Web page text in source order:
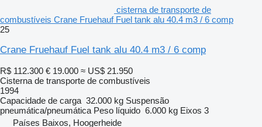
cisterna de transporte de
combustíveis Crane Fruehauf Fuel tank alu 40.4 m3 / 6 comp
25
Crane Fruehauf Fuel tank alu 40.4 m3 / 6 comp
R$ 112.300 € 19.000 ≈ US$ 21.950
Cisterna de transporte de combustíveis
1994
Capacidade de carga 32.000 kg Suspensão
pneumática/pneumática Peso líquido 6.000 kg Eixos 3
Países Baixos, Hoogerheide